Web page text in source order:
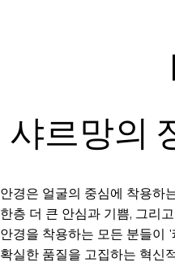
샤르망의
안경은 얼굴의 중심에 착용하
한층 더 큰 안심과 기쁨, 그리
안경을 착용하는 모든 분들이
확실한 품질을 고집하는 혁신